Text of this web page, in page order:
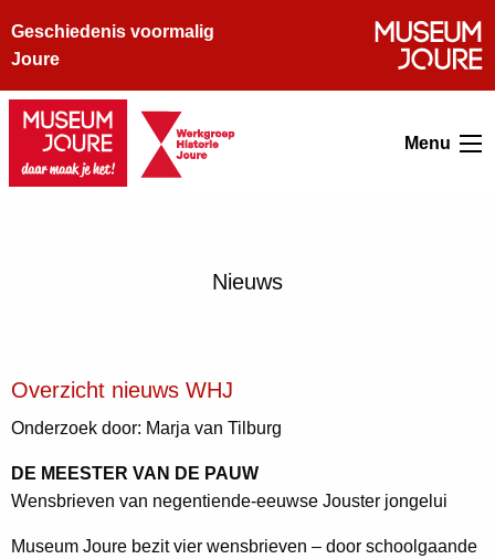
Geschiedenis voormalig
Joure
Menu
Nieuws
Overzicht nieuws WHJ
Onderzoek door: Marja van Tilburg
DE MEESTER VAN DE PAUW
Wensbrieven van negentiende-eeuwse Jouster jongelui
Museum Joure bezit vier wensbrieven – door schoolgaande